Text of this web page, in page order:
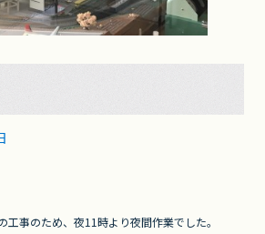
工事のため、夜11時より夜間作業でした。